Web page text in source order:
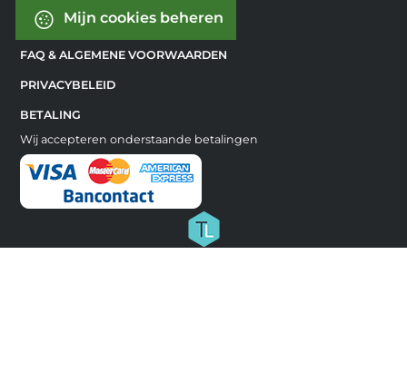
Mijn cookies beheren
FAQ & ALGEMENE VOORWAARDEN
PRIVACYBELEID
BETALING
Wij accepteren onderstaande betalingen